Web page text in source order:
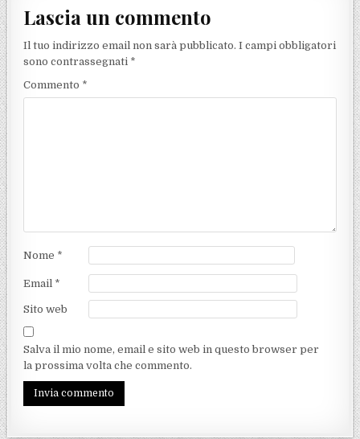
Lascia un commento
Il tuo indirizzo email non sarà pubblicato. I campi obbligatori
sono contrassegnati *
Commento *
Nome *
Email *
Sito web
Salva il mio nome, email e sito web in questo browser per
la prossima volta che commento.